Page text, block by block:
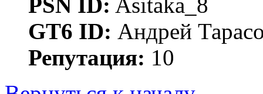
GT6 ID: Андрей
Репутация: 10